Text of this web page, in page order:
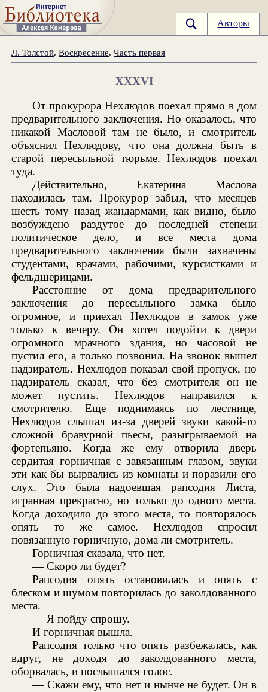
Авторы
Л. Толстой.Воскресение.Часть первая
XXXVI
От прокурора Нехлюдов поехал прямо в дом
предварительного заключения. Но оказалось, что
никакой Масловой там не было, и смотритель
объяснил Нехлюдову, что она должна быть в
старой пересыльной тюрьме. Нехлюдов поехал
туда.
Действительно, Екатерина Маслова
находилась там. Прокурор забыл, что месяцев
шесть тому назад жандармами, как видно, было
возбуждено раздутое до последней степени
политическое дело, и все места дома
предварительного заключения были захвачены
студентами, врачами, рабочими, курсистками и
фельдшерицами.
Расстояние от дома предварительного
заключения до пересыльного замка было
огромное, и приехал Нехлюдов в замок уже
только к вечеру. Он хотел подойти к двери
огромного мрачного здания, но часовой не
пустил его, а только позвонил. На звонок вышел
надзиратель. Нехлюдов показал свой пропуск, но
надзиратель сказал, что без смотрителя он не
может пустить. Нехлюдов направился к
смотрителю. Еще поднимаясь по лестнице,
Нехлюдов слышал из-за дверей звуки какой-то
сложной бравурной пьесы, разыгрываемой на
фортепьяно. Когда же ему отворила дверь
сердитая горничная с завязанным глазом, звуки
эти как бы вырвались из комнаты и поразили его
слух. Это была надоевшая рапсодия Листа,
игранная прекрасно, но только до одного места.
Когда доходило до этого места, то повторялось
опять то же самое. Нехлюдов спросил
повязанную горничную, дома ли смотритель.
Горничная сказала, что нет.
— Скоро ли будет?
Рапсодия опять остановилась и опять с
блеском и шумом повторилась до заколдованного
места.
— Я пойду спрошу.
И горничная вышла.
Рапсодия только что опять разбежалась, как
вдруг, не доходя до заколдованного места,
оборвалась, и послышался голос.
— Скажи ему, что нет и нынче не будет. Он в